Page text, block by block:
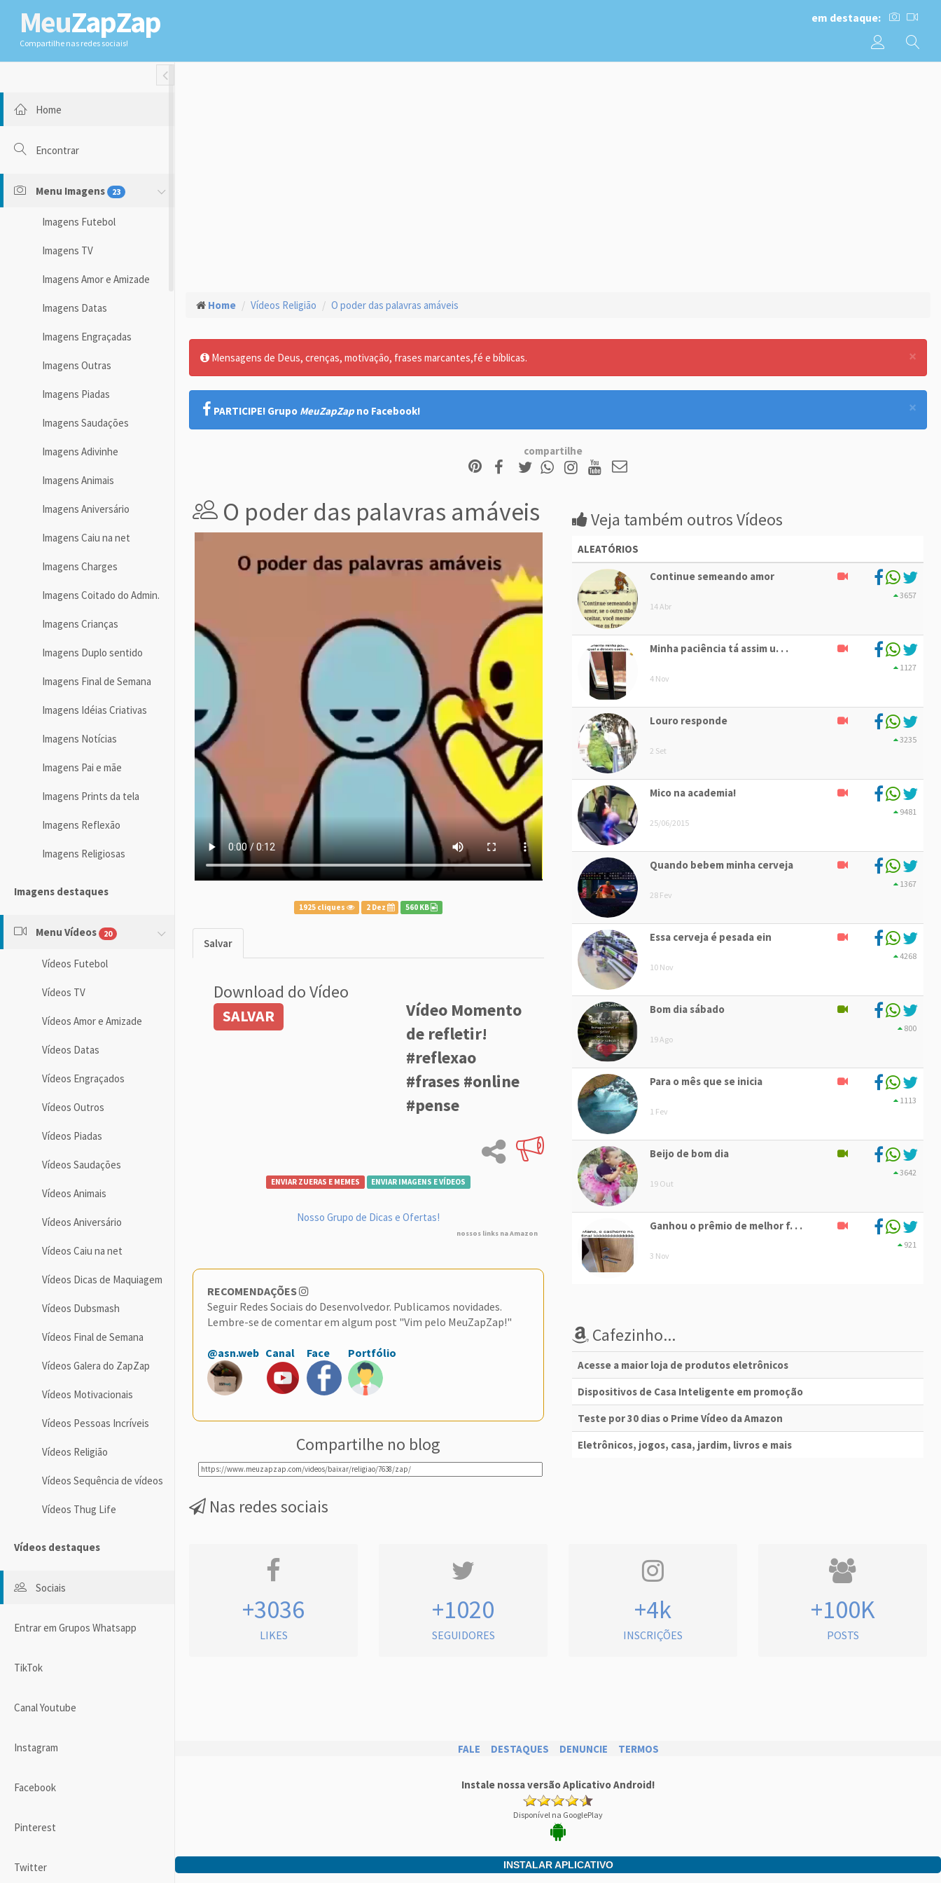
MeuZapZap
Compartilhe nas redes sociais!
em destaque:
Toggle Fullwidth
Home
Encontrar
Menu Imagens 23
Imagens Futebol
Imagens TV
Imagens Amor e Amizade
Imagens Datas
Imagens Engraçadas
Imagens Outras
Imagens Piadas
Imagens Saudações
Imagens Adivinhe
Imagens Animais
Imagens Aniversário
Imagens Caiu na net
Imagens Charges
Imagens Coitado do Admin.
Imagens Crianças
Imagens Duplo sentido
Imagens Final de Semana
Imagens Idéias Criativas
Imagens Notícias
Imagens Pai e mãe
Imagens Prints da tela
Imagens Reflexão
Imagens Religiosas
Imagens destaques
Menu Vídeos 20
Vídeos Futebol
Vídeos TV
Vídeos Amor e Amizade
Vídeos Datas
Vídeos Engraçados
Vídeos Outros
Vídeos Piadas
Vídeos Saudações
Vídeos Animais
Vídeos Aniversário
Vídeos Caiu na net
Vídeos Dicas de Maquiagem
Vídeos Dubsmash
Vídeos Final de Semana
Vídeos Galera do ZapZap
Vídeos Motivacionais
Vídeos Pessoas Incríveis
Vídeos Religião
Vídeos Sequência de vídeos
Vídeos Thug Life
Vídeos destaques
Sociais
Entrar em Grupos Whatsapp
TikTok
Canal Youtube
Instagram
Facebook
Pinterest
Twitter
Home Vídeos Religião O poder das palavras amáveis
×
Mensagens de Deus, crenças, motivação, frases marcantes,fé e bíblicas.
×
PARTICIPE! Grupo MeuZapZap no Facebook!
compartilhe
O poder das palavras amáveis
1925 cliques 2 Dez 560 KB
Salvar
Download do Vídeo
SALVAR
Vídeo Momento
de refletir!
#reflexao
#frases #online
#pense
ENVIAR ZUERAS E MEMES ENVIAR IMAGENS E VÍDEOS
Nosso Grupo de Dicas e Ofertas!
nossos links na Amazon
RECOMENDAÇÕES
Seguir Redes Sociais do Desenvolvedor. Publicamos novidades.
Lembre-se de comentar em algum post "Vim pelo MeuZapZap!"
@asn.web Canal Face Portfólio
Compartilhe no blog
Veja também outros Vídeos
ALEATÓRIOS
Continue semeando amor
14 Abr
3657
Minha paciência tá assim u. . .
4 Nov
1127
Louro responde
2 Set
3235
Mico na academia!
25/06/2015
9481
Quando bebem minha cerveja
28 Fev
1367
Essa cerveja é pesada ein
10 Nov
4268
Bom dia sábado
19 Ago
800
Para o mês que se inicia
1 Fev
1113
Beijo de bom dia
19 Out
3642
Ganhou o prêmio de melhor f. . .
3 Nov
921
Cafezinho...
Acesse a maior loja de produtos eletrônicos
Dispositivos de Casa Inteligente em promoção
Teste por 30 dias o Prime Vídeo da Amazon
Eletrônicos, jogos, casa, jardim, livros e mais
Nas redes sociais
+3036
LIKES
+1020
SEGUIDORES
+4k
INSCRIÇÕES
+100K
POSTS
FALE DESTAQUES DENUNCIE TERMOS
Instale nossa versão Aplicativo Android!
Disponível na GooglePlay
INSTALAR APLICATIVO